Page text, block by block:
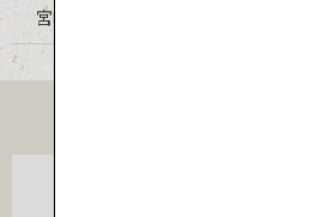
宮崎空港からJR宮崎空港線、JR日豊